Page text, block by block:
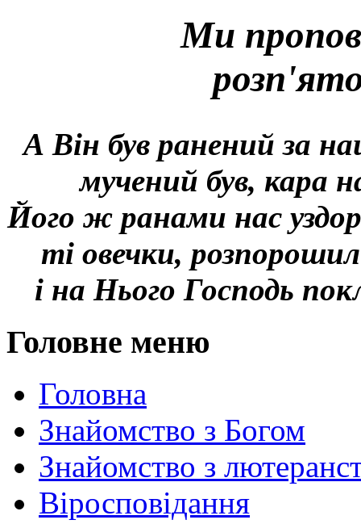
Ми
А Він був ранений за
мучений був, кара
Його ж ранами нас
ті овечки,
і на Нього Господь
Головне меню
Головна
Знайомство з Богом
Знайомство з
Віросповідання